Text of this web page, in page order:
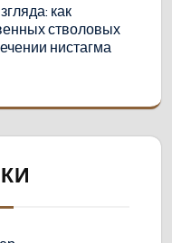
как
стволовых
нистагма